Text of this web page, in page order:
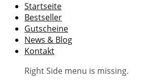
Startseite
Bestseller
Gutscheine
News & Blog
Kontakt
Right Side menu is missing.